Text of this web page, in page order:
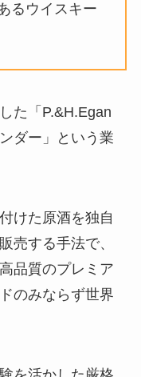
るウイスキー
た「P.&H.Egan
ダー」という業
けた原酒を独自
売する手法で、
品質のプレミア
のみならず世界